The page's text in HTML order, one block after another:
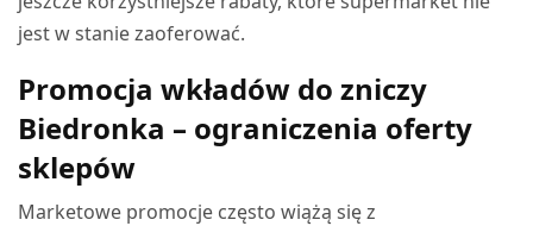
jest w stanie zaoferować.
Promocja wkładów do zniczy
Biedronka – ograniczenia oferty
sklepów
Marketowe promocje często wiążą się z